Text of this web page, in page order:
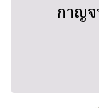
กาญจ